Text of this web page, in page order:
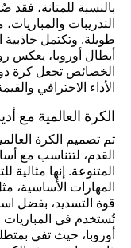
بالنسبة للمتانة،
التدريبات
طويلة. وتكتمل
أبطال أوروبا، يعكس
الخصائص تجعل كرة
الأداء الاحترافي
الكرة العالمية مع
تم تصميم الكرة
القدم، لتتناسب مع
المتنوعة. إنها
المهارات الأساسية،
قوة التسديد، بفضل
تُستخدم في المباريات
أوروبا، حيث تفي